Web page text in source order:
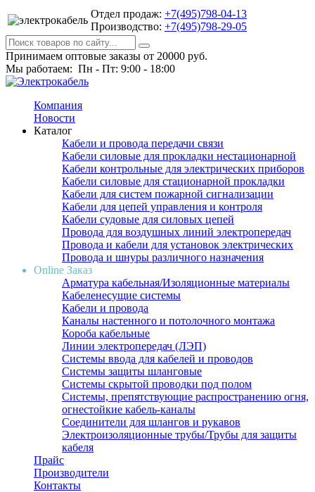
Отдел продаж: +7(495)798-04-13
Производство: +7(495)798-29-05
Принимаем оптовые заказы от 20000 руб.
Мы работаем: Пн - Пт: 9:00 - 18:00
Компания
Новости
Каталог
Кабели и провода передачи связи
Кабели силовые для прокладки нестационарной
Кабели контрольные для электрических приборов
Кабели силовые для стационарной прокладки
Кабели для систем пожарной сигнализации
Кабели для цепей управления и контроля
Кабели судовые для силовых цепей
Провода для воздушных линий электропередач
Провода и кабели для установок электрических
Провода и шнуры различного назначения
Online Заказ
Арматура кабельная/Изоляционные материалы
Кабеленесущие системы
Кабели и провода
Каналы настенного и потолочного монтажа
Короба кабельные
Линии электропередач (ЛЭП)
Системы ввода для кабелей и проводов
Системы защиты шланговые
Системы скрытой проводки под полом
Системы, препятствующие распространению огня,
огнестойкие кабель-каналы
Соединители для шлангов и рукавов
Электроизоляционные трубы/Трубы для защиты
кабеля
Прайс
Производители
Контакты